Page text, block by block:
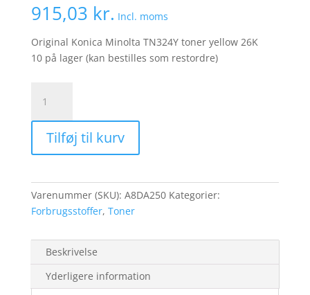
915,03 kr. Incl. moms
Original Konica Minolta TN324Y toner yellow 26K
10 på lager (kan bestilles som restordre)
toner
yellow
26K
antal
Tilføj til kurv
Varenummer (SKU): A8DA250 Kategorier:
Forbrugsstoffer, Toner
Beskrivelse
Yderligere information